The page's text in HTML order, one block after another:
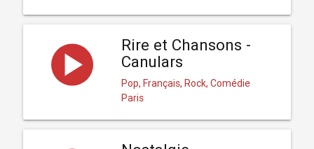
Rire et Chansons -
Canulars
Pop, Français, Rock, Comédie
Paris